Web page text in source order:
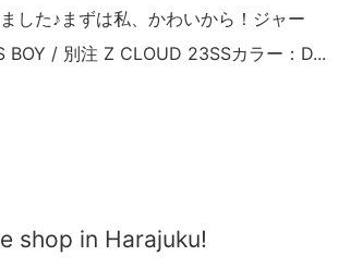
した♪まずは私、かわいから！ジャー
/ 別注 Z CLOUD 23SSカラー：D...
shop in Harajuku!